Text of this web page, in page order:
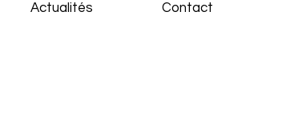
Actualités Contact